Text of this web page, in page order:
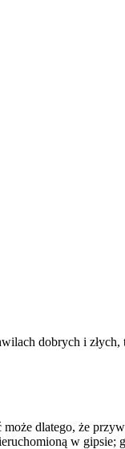
dobrych i
dlatego, że
w